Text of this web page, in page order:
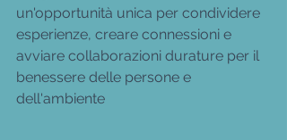
un'opportunità unica per condividere
esperienze, creare connessioni e
avviare collaborazioni durature per il
benessere delle persone e
dell'ambiente